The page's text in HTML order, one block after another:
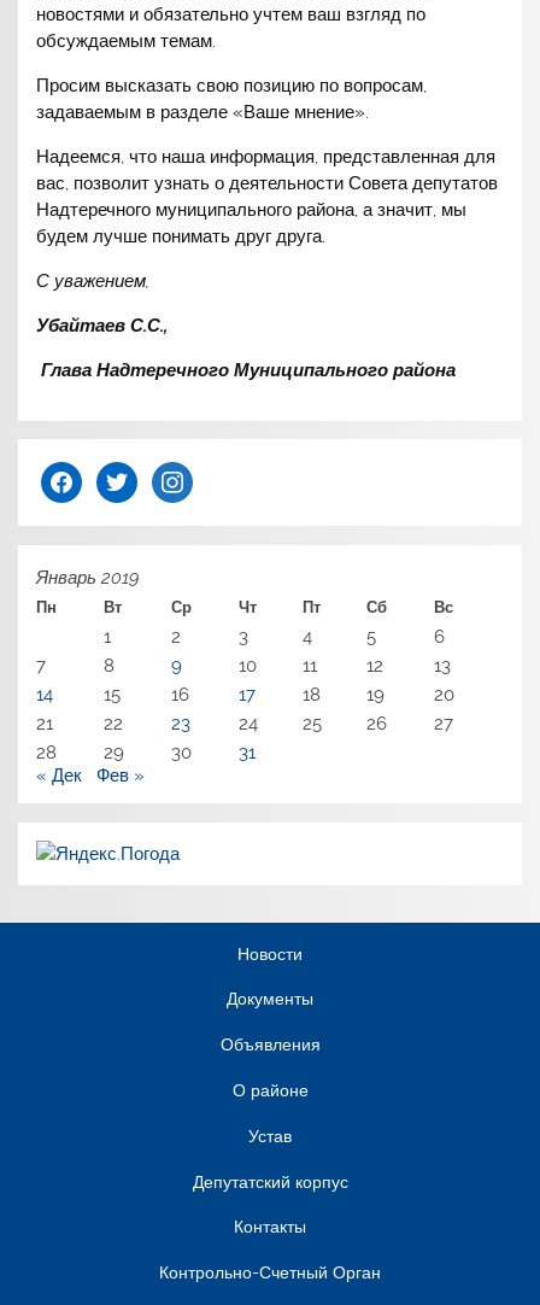
новостями и обязательно учтем ваш взгляд по
обсуждаемым темам.
Просим высказать свою позицию по вопросам,
задаваемым в разделе «Ваше мнение».
Надеемся, что наша информация, представленная для
вас, позволит узнать о деятельности Совета депутатов
Надтеречного муниципального района, а значит, мы
будем лучше понимать друг друга.
С уважением,
Убайтаев С.С.,
Глава Надтеречного Муниципального района
facebooktwitter instagram
Январь 2019
Пн Вт Ср Чт Пт Сб Вс
1 2 3 4 5
6
7
8 9 10 11 12
13
14
15 16 17 18 19
20
21
22 23 24 25 26
27
28
29 30
31
« Дек
Фев »
Новости
Документы
Объявления
О районе
Устав
Депутатский корпус
Контакты
Контрольно-Счетный Орган